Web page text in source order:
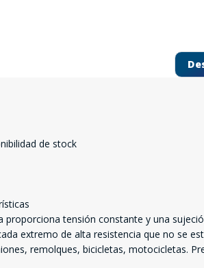
de stock
proporciona tensión constante y una
extremo de alta resistencia que no se
remolques, bicicletas, motocicletas.